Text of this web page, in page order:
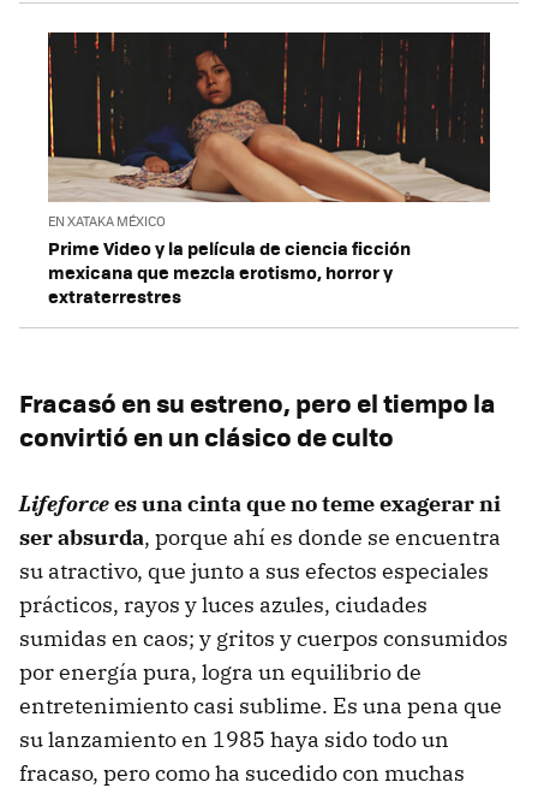
EN XATAKA MÉXICO
Prime Video y la película de ciencia ficción
mexicana que mezcla erotismo, horror y
extraterrestres
Fracasó en su estreno, pero el tiempo la
convirtió en un clásico de culto
Lifeforcees una cinta que no teme exagerar ni
ser absurda, porque ahí es donde se encuentra
su atractivo, que junto a sus efectos especiales
prácticos, rayos y luces azules, ciudades
sumidas en caos; y gritos y cuerpos consumidos
por energía pura, logra un equilibrio de
entretenimiento casi sublime. Es una pena que
su lanzamiento en 1985 haya sido todo un
fracaso, pero como ha sucedido con muchas